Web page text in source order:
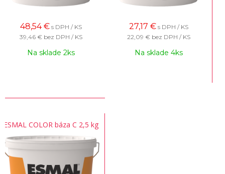
48,54 € s DPH / KS
39,46 € bez DPH / KS
Na sklade 2ks
27,17 € s DPH / KS
22,09 € bez DPH / KS
Na sklade 4ks
ESMAL COLOR báza C 2,5 kg